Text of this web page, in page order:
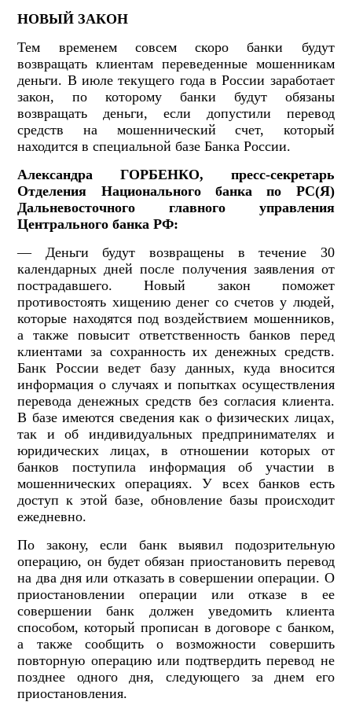
НОВЫЙ ЗАКОН
Тем временем совсем скоро банки будут
возвращать клиентам переведенные мошенникам
деньги. В июле текущего года в России заработает
закон, по которому банки будут обязаны
возвращать деньги, если допустили перевод
средств на мошеннический счет, который
находится в специальной базе Банка России.
Александра ГОРБЕНКО, пресс-секретарь
Отделения Национального банка по РС(Я)
Дальневосточного главного управления
Центрального банка РФ:
— Деньги будут возвращены в течение 30
календарных дней после получения заявления от
пострадавшего. Новый закон поможет
противостоять хищению денег со счетов у людей,
которые находятся под воздействием мошенников,
а также повысит ответственность банков перед
клиентами за сохранность их денежных средств.
Банк России ведет базу данных, куда вносится
информация о случаях и попытках осуществления
перевода денежных средств без согласия клиента.
В базе имеются сведения как о физических лицах,
так и об индивидуальных предпринимателях и
юридических лицах, в отношении которых от
банков поступила информация об участии в
мошеннических операциях. У всех банков есть
доступ к этой базе, обновление базы происходит
ежедневно.
По закону, если банк выявил подозрительную
операцию, он будет обязан приостановить перевод
на два дня или отказать в совершении операции. О
приостановлении операции или отказе в ее
совершении банк должен уведомить клиента
способом, который прописан в договоре с банком,
а также сообщить о возможности совершить
повторную операцию или подтвердить перевод не
позднее одного дня, следующего за днем его
приостановления.